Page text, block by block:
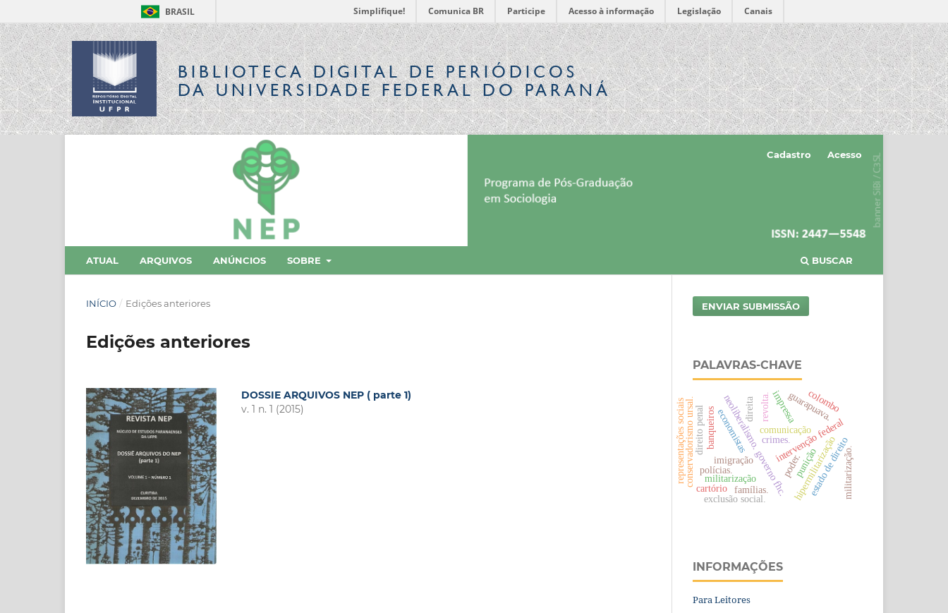
BRASIL Simplifique! Comunica BR Participe Acesso à informação Legislação Canais
BIBLIOTECA DIGITALDE PERIÓDICOS
DA UNIVERSIDADE FEDERAL DO PARANÁ
ATUAL ARQUIVOS ANÚNCIOS SOBRE BUSCAR
Cadastro Acesso
INÍCIO / Edições anteriores
Edições anteriores
DOSSIE ARQUIVOS NEP ( parte 1)
v. 1 n. 1 (2015)
ENVIAR SUBMISSÃO
PALAVRAS-CHAVE
neoliberalismo. governo fhc.intervenção federal
militarização hipermilitarização
polícias.
comunicação
impressa
famílias.
imigração
guarapuava.
economistas
banqueiros direita
conservadorismo ursal. puniçãoestado de direitomilitarização.
representações sociaisdireito penal
poder.
exclusão social.
crimes.
colombo
cartório
revolta.
INFORMAÇÕES
Para Leitores